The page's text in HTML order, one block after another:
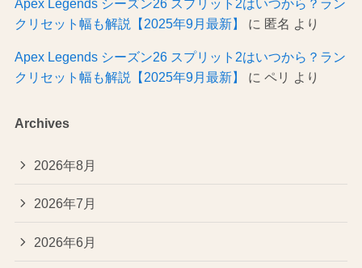
クリセット幅も解説【2025年9月最新】
に 匿名 より
Apex Legends シーズン26 スプリット2はいつから？ラン
クリセット幅も解説【2025年9月最新】
に ペリ より
Archives
2026年8月
2026年7月
2026年6月